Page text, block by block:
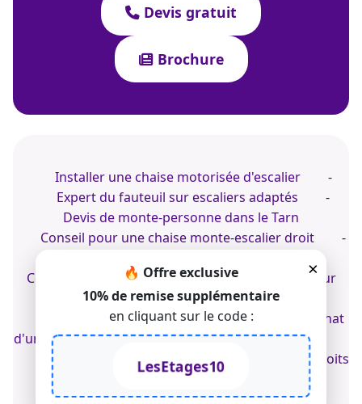
Devis gratuit
Brochure
×
🔥 Offre exclusive
10% de remise supplémentaire
en cliquant sur le code :
LesEtages10
Installer une chaise motorisée d'escalier
-
Expert du fauteuil sur escaliers adaptés
-
Devis de monte-personne dans le Tarn
Conseil pour une chaise monte-escalier droit
-
Centre
Achat d'un fauteuil élévateur pour
escalier tournant
Devis de chaise d'escalier adaptée
Achat
d'un escalier électrique
-
Monte-personnes
© 2022-2026 TK Home Solutions - CGV - Tous droits
réservés